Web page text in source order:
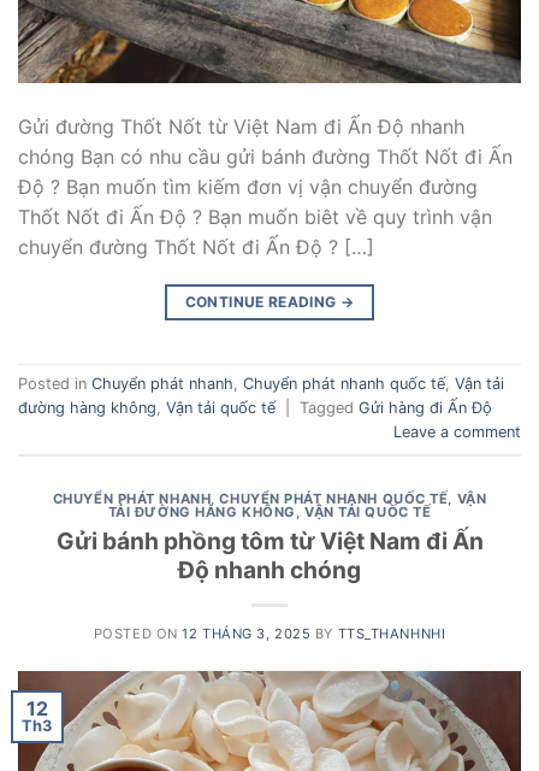
Gửi đường Thốt Nốt từ Việt Nam đi Ấn Độ nhanh
chóng Bạn có nhu cầu gửi bánh đường Thốt Nốt đi Ấn
Độ ? Bạn muốn tìm kiếm đơn vị vận chuyển đường
Thốt Nốt đi Ấn Độ ? Bạn muốn biêt về quy trình vận
chuyển đường Thốt Nốt đi Ấn Độ ? […]
CONTINUE READING →
Posted in Chuyển phát nhanh, Chuyển phát nhanh quốc tế, Vận tải
đường hàng không, Vận tải quốc tế Tagged Gửi hàng đi Ấn Độ
Leave a comment
CHUYỂN PHÁT NHANH,CHUYỂN PHÁT NHANH QUỐC TẾ, VẬN
TẢI ĐƯỜNG HÀNG KHÔNG , VẬN TẢI QUỐC TẾ
Gửi bánh phồng tôm từ Việt Nam đi Ấn
Độ nhanh chóng
POSTED ON12 THÁNG 3, 2025 BY TTS_THANHNHI
12
Th3